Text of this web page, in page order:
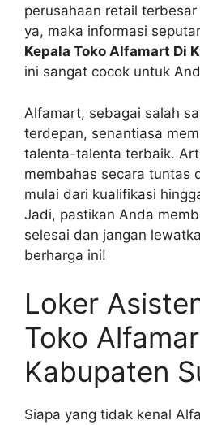
perusahaan retail
ya, maka informasi seputar
Kepala Toko Alfamart Di
ini sangat cocok untuk
Alfamart, sebagai salah
terdepan, senantiasa
talenta-talenta terbaik.
membahas secara tuntas
mulai dari kualifikasi
Jadi, pastikan Anda
selesai dan jangan
berharga ini!
Loker
Toko
Kabupaten
Siapa yang tidak kenal